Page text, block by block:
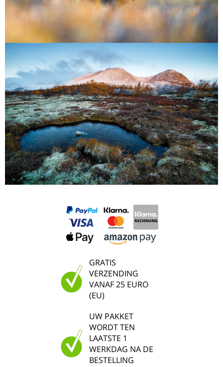
GRATIS
VERZENDING
VANAF 25 EURO
(EU)
UW PAKKET
WORDT TEN
LAATSTE 1
WERKDAG NA DE
BESTELLING